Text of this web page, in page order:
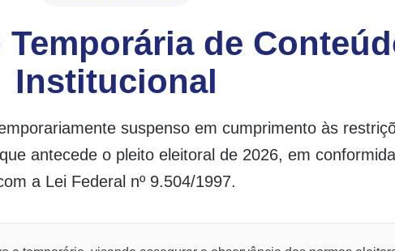
de
Institucional
suspenso em cumprimento às
antecede o pleito eleitoral de 2026, em
a Lei Federal nº 9.504/1997.